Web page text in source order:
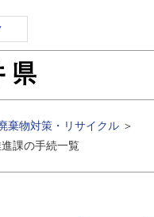
棄物対策・リサイクル ＞
課の手続一覧